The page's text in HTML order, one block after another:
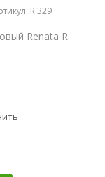
R 329
Renata R